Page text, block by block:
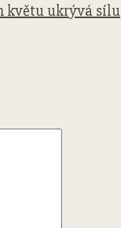
květu ukrývá sílu